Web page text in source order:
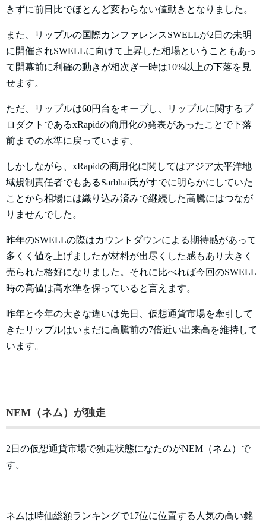
きずに前日比でほとんど変わらない値動きとなりました。
また、リップルの国際カンファレンスSWELLが2日の未明
に開催されSWELLに向けて上昇した相場ということもあっ
て開幕前に利確の動きが相次ぎ一時は10%以上の下落を見
せます。
ただ、リップルは60円台をキープし、リップルに関するプ
ロダクトであるxRapidの商用化の発表があったことで下落
前までの水準に戻っています。
しかしながら、xRapidの商用化に関してはアジア太平洋地
域規制責任者でもあるSarbhai氏がすでに明らかにしていた
ことから相場には織り込み済みで継続した高騰にはつなが
りませんでした。
昨年のSWELLの際はカウントダウンによる期待感があって
多くく値を上げましたが材料が出尽くした感もあり大きく
売られた格好になりました。それに比べれば今回のSWELL
時の高値は高水準を保っていると言えます。
昨年と今年の大きな違いは先日、仮想通貨市場を牽引して
きたリップルはいまだに高騰前の7倍近い出来高を維持して
います。
NEM（ネム）が独走
2日の仮想通貨市場で独走状態になたのがNEM（ネム）で
す。
ネムは時価総額ランキングで17位に位置する人気の高い銘